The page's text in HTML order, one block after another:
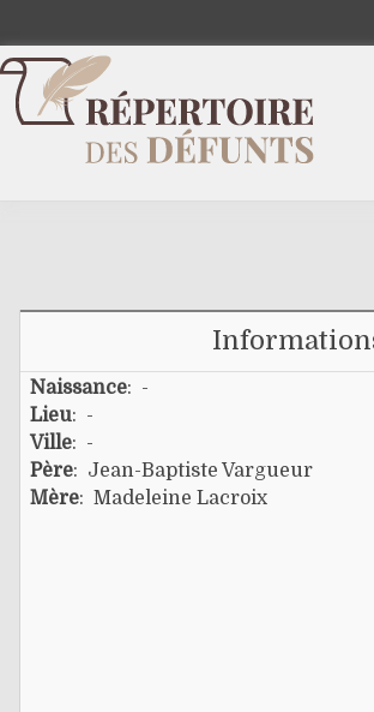
Naissance: -
Lieu: -
Ville: -
Père: Jean-Baptiste Vargueur
Mère: Madeleine Lacroix